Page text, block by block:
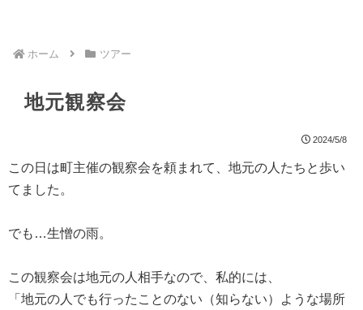
ホーム ツアー
地元観察会
2024/5/8
この日は町主催の観察会を頼まれて、地元の人たちと歩い
てました。
でも…生憎の雨。
この観察会は地元の人相手なので、私的には、
「地元の人でも行ったことのない（知らない）ような場所